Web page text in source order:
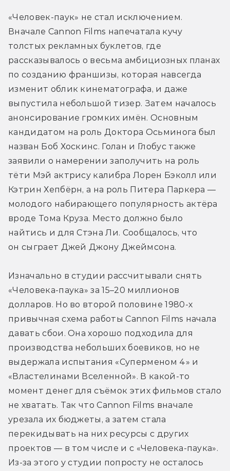
«Человек-паук» не стал исключением.
Вначале Cannon Films напечатала кучу
толстых рекламных буклетов, где
рассказывалось о весьма амбициозных планах
по созданию франшизы, которая навсегда
изменит облик кинематографа, и даже
выпустила небольшой тизер. Затем началось
анонсирование громких имён. Основным
кандидатом на роль Доктора Осьминога был
назван Боб Хоскинс. Голан и Глобус также
заявили о намерении заполучить на роль
тёти Мэй актрису калибра Лорен Бэколл или
Кэтрин Хепбёрн, а на роль Питера Паркера —
молодого набирающего популярность актёра
вроде Тома Круза. Место должно было
найтись и для Стэна Ли. Сообщалось, что
он сыграет Джей Джону Джеймсона.
Изначально в студии рассчитывали снять
«Человека-паука» за 15–20 миллионов
долларов. Но во второй половине 1980-х
привычная схема работы Cannon Films начала
давать сбои. Она хорошо подходила для
производства небольших боевиков, но не
выдержала испытания «Суперменом 4» и
«Властелинами Вселенной». В какой-то
момент денег для съёмок этих фильмов стало
не хватать. Так что Cannon Films вначале
урезала их бюджеты, а затем стала
перекидывать на них ресурсы с других
проектов — в том числе и с «Человека-паука».
Из-за этого у студии попросту не осталось